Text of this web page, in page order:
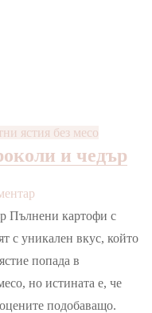
ястия без месо
и чедър
Пълнени
картофи
с
броколи
и
Пълнени картофи с
с уникален вкус, който
попада в
но истината е, че
подобаващо.